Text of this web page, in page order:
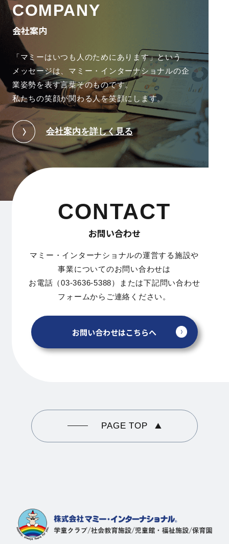
COMPANY
会社案内
「マミーはいつも人のためにあります」という
メッセージは、 マミー・インターナショナルの企
業姿勢を表す言葉そのものです。
私たちの笑顔が関わる人を笑顔にします。
会社案内を詳しく見る
CONTACT
お問い合わせ
マミー・インターナショナルの運営する施設や
事業についてのお問い合わせは
お電話（03-3636-5388）または下記問い合わせ
フォームからご連絡ください。
お問い合わせはこちらへ
PAGE TOP